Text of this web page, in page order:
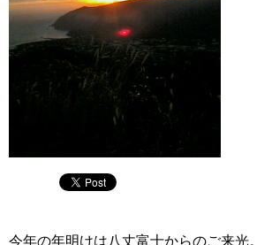
今年の年明けは八丈富士からのご来光。